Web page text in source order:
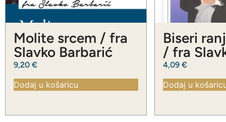
Molite srcem / fra
Slavko Barbarić
9,20 €
Dodaj u košaricu
Biseri
/ fra
Barbarić
4,09 €
Dodaj u